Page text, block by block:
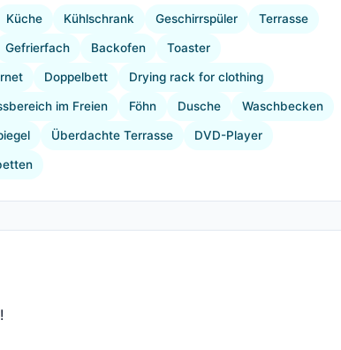
Küche Kühlschrank Geschirrspüler Terrasse
Gefrierfach Backofen Toaster
Doppelbett Drying rack for clothing
im Freien Föhn Dusche Waschbecken
Überdachte Terrasse DVD-Player